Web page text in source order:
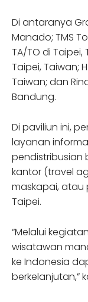
Di antaranya
Manado; TMS
TA/TO di Taipei,
Taipei, Taiwan;
Taiwan; dan
Bandung.
Di paviliun ini,
layanan
pendistribusian
kantor (travel
maskapai, atau
Taipei.
“Melalui
wisatawan
ke Indonesia
berkelanjutan,”